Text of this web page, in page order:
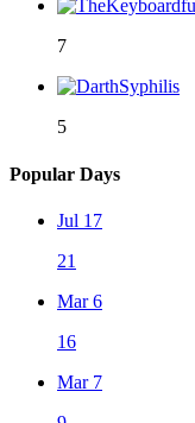
7
5
Popular Days
Jul 17
21
Mar 6
16
Mar 7